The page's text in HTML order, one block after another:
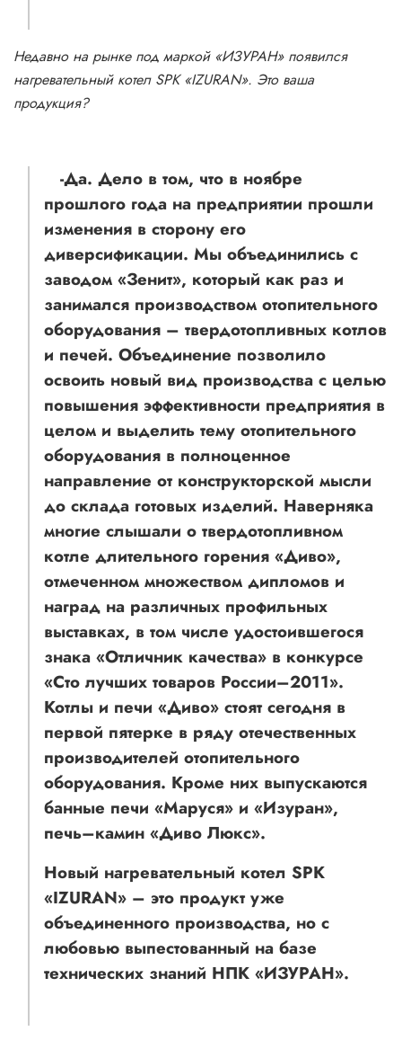
Недавно на рынке под маркой «ИЗУРАН» появился
нагревательный котел SPK «IZURAN». Это ваша
продукция?
-Да. Дело в том, что в ноябре
прошлого года на предприятии прошли
изменения в сторону его
диверсификации. Мы объединились с
заводом «Зенит», который как раз и
занимался производством отопительного
оборудования – твердотопливных котлов
и печей. Объединение позволило
освоить новый вид производства с целью
повышения эффективности предприятия в
целом и выделить тему отопительного
оборудования в полноценное
направление от конструкторской мысли
до склада готовых изделий. Наверняка
многие слышали о твердотопливном
котле длительного горения «Диво»,
отмеченном множеством дипломов и
наград на различных профильных
выставках, в том числе удостоившегося
знака «Отличник качества» в конкурсе
«Сто лучших товаров России–2011».
Котлы и печи «Диво» стоят сегодня в
первой пятерке в ряду отечественных
производителей отопительного
оборудования. Кроме них выпускаются
банные печи «Маруся» и «Изуран»,
печь–камин «Диво Люкс».
Новый нагревательный котел SPK
«IZURAN» – это продукт уже
объединенного производства, но с
любовью выпестованный на базе
технических знаний НПК «ИЗУРАН».